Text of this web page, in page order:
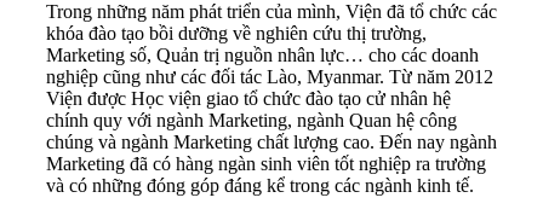
Trong những năm phát triển của mình, Viện đã tổ chức các
khóa đào tạo bồi dưỡng về nghiên cứu thị trường,
Marketing số, Quản trị nguồn nhân lực… cho các doanh
nghiệp cũng như các đối tác Lào, Myanmar. Từ năm 2012
Viện được Học viện giao tổ chức đào tạo cử nhân hệ
chính quy với ngành Marketing, ngành Quan hệ công
chúng và ngành Marketing chất lượng cao. Đến nay ngành
Marketing đã có hàng ngàn sinh viên tốt nghiệp ra trường
và có những đóng góp đáng kể trong các ngành kinh tế.